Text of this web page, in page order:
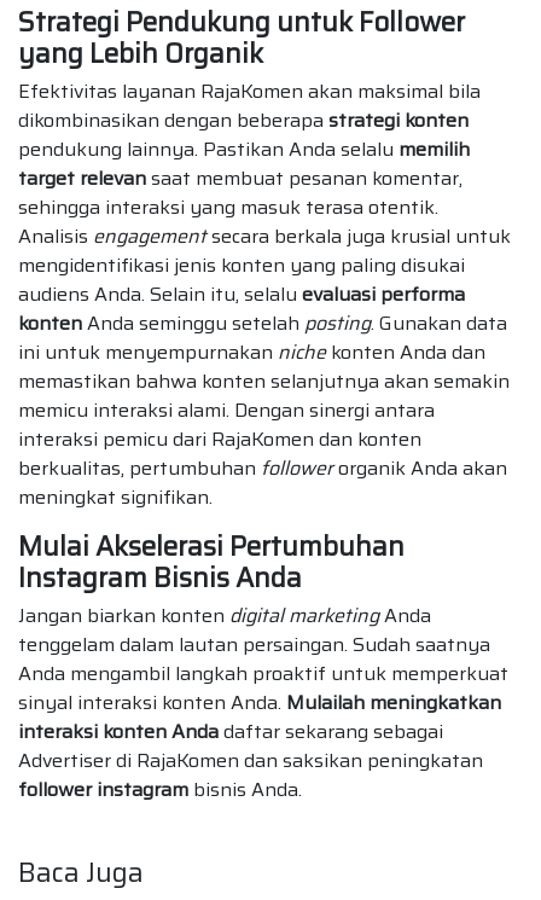
Strategi Pendukung untuk Follower
yang Lebih Organik
Efektivitas layanan RajaKomen akan maksimal bila
dikombinasikan dengan beberapa strategi konten
pendukung lainnya. Pastikan Anda selalu memilih
target relevansaat membuat pesanan komentar,
sehingga interaksi yang masuk terasa otentik.
Analisis engagementsecara berkala juga krusial untuk
mengidentifikasi jenis konten yang paling disukai
audiens Anda. Selain itu, selalu evaluasi performa
kontenAnda seminggu setelah posting. Gunakan data
ini untuk menyempurnakan nichekonten Anda dan
memastikan bahwa konten selanjutnya akan semakin
memicu interaksi alami. Dengan sinergi antara
interaksi pemicu dari RajaKomen dan konten
berkualitas, pertumbuhan followerorganik Anda akan
meningkat signifikan.
Mulai Akselerasi Pertumbuhan
Instagram Bisnis Anda
Jangan biarkan konten digital marketingAnda
tenggelam dalam lautan persaingan. Sudah saatnya
Anda mengambil langkah proaktif untuk memperkuat
sinyal interaksi konten Anda. Mulailah meningkatkan
interaksi konten Andadaftar sekarang sebagai
Advertiser di RajaKomen dan saksikan peningkatan
follower instagram bisnis Anda.
Baca Juga